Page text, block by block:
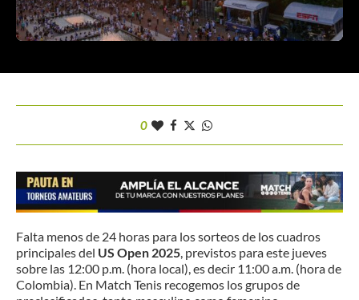
0
Falta menos de 24 horas para los sorteos de los cuadros
principales del US Open 2025 , previstos para este jueves
sobre las 12:00 p.m. (hora local), es decir 11:00 a.m. (hora de
Colombia). En Match Tenis recogemos los grupos de